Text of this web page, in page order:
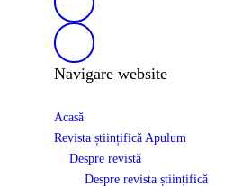
Navigare website
Acasă
Revista științifică Apulum
Despre revistă
Despre revista științifică